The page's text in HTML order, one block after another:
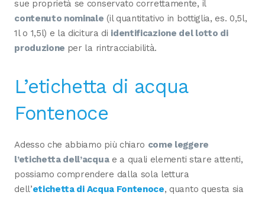
sue proprietà se conservato correttamente, il
contenuto nominale (il quantitativo in bottiglia, es. 0,5l,
1l o 1,5l) e la dicitura di identificazione del lotto di
produzione per la rintracciabilità.
L’etichetta di acqua
Fontenoce
Adesso che abbiamo più chiaro come leggere
l’etichetta dell’acquae a quali elementi stare attenti,
possiamo comprendere dalla sola lettura
dell’etichetta di Acqua Fontenoce, quanto questa sia